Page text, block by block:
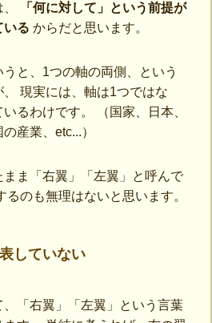
「何に対して」という前提が
いる からだと思います。
うと、1つの軸の両側、という
現実には、軸は1つではな
るわけです。 （国家、日本、
産業、etc...）
ま「右翼」「左翼」と呼んで
のも無理はないと思います。
していない
「右翼」「左翼」という言葉